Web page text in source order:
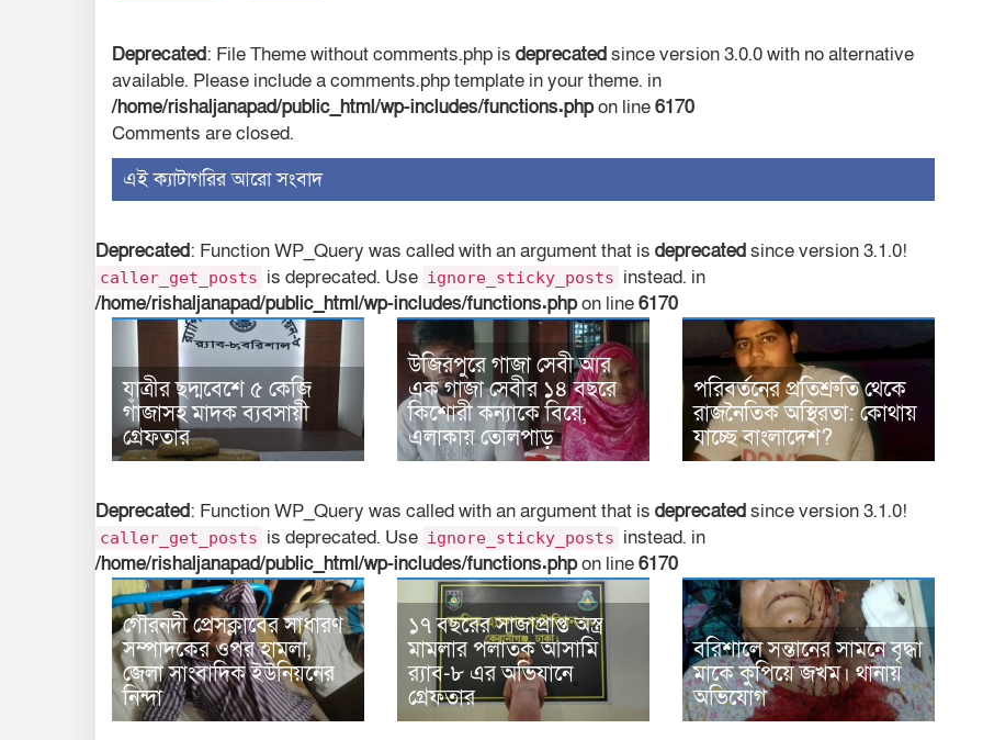
Deprecated: File Theme without comments.php is deprecatedsince version 3.0.0 with no alternative
available. Please include a comments.php template in your theme. in
/home/rishaljanapad/public_html/wp-includes/functions.phpon line6170
Comments are closed.
‍এই ক্যাটাগরির ‍আরো সংবাদ
Deprecated: Function WP_Query was called with an argument that is deprecatedsince version 3.1.0!
caller_get_posts is deprecated. Use ignore_sticky_posts instead. in
/home/rishaljanapad/public_html/wp-includes/functions.phpon line6170
যাত্রীর ছদ্মবেশে ৫ কেজি
গাঁজাসহ মাদক ব্যবসায়ী
গ্রেফতার
উজিরপুরে গাজা সেবী আর
এক গাজা সেবীর ১৪ বছরে
কিশোরী কন্যাকে বিয়ে,
এলাকায় তোলপাড়
পরিবর্তনের প্রতিশ্রুতি থেকে
রাজনৈতিক অস্থিরতা: কোথায়
যাচ্ছে বাংলাদেশ?
Deprecated: Function WP_Query was called with an argument that is deprecatedsince version 3.1.0!
caller_get_posts is deprecated. Use ignore_sticky_posts instead. in
/home/rishaljanapad/public_html/wp-includes/functions.phpon line6170
গৌরনদী প্রেসক্লাবের সাধারণ
সম্পাদকের ওপর হামলা,
জেলা সাংবাদিক ইউনিয়নের
নিন্দা
১৭ বছরের সাজাপ্রাপ্ত অস্ত্র
মামলার পলাতক আসামি
র‍্যাব-৮ এর অভিযানে
গ্রেফতার
বরিশালে সন্তানের সামনে বৃদ্ধা
মাকে কুপিয়ে জখম। থানায়
অভিযোগ